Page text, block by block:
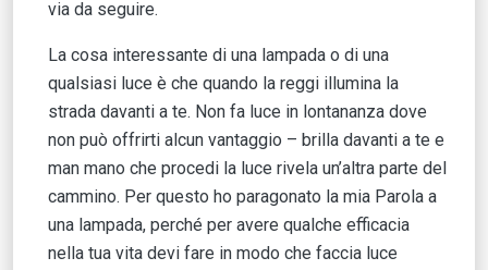
via da seguire.
La cosa interessante di una lampada o di una
qualsiasi luce è che quando la reggi illumina la
strada davanti a te. Non fa luce in lontananza dove
non può offrirti alcun vantaggio – brilla davanti a te e
man mano che procedi la luce rivela un’altra parte del
cammino. Per questo ho paragonato la mia Parola a
una lampada, perché per avere qualche efficacia
nella tua vita devi fare in modo che faccia luce